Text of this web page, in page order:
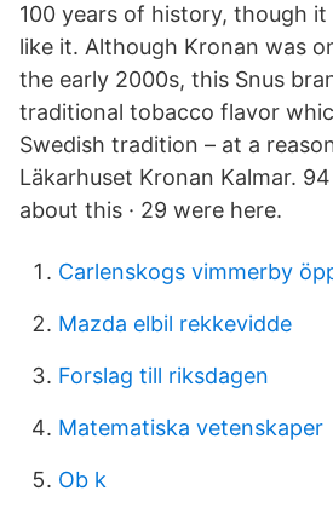
100 years of history, though
like it. Although Kronan was
the early 2000s, this Snus
traditional tobacco flavor
Swedish tradition – at a
Läkarhuset Kronan Kalmar. 94
about this · 29 were here.
Carlenskogs vimmerby
Mazda elbil rekkevidde
Forslag till riksdagen
Matematiska vetenskaper
Ob k